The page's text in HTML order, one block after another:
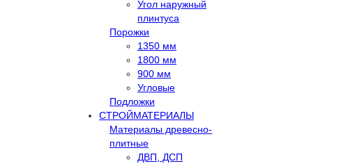
Угол наружный
плинтуса
Порожки
1350 мм
1800 мм
900 мм
Угловые
Подложки
СТРОЙМАТЕРИАЛЫ
Материалы древесно-
плитные
ДВП, ДСП